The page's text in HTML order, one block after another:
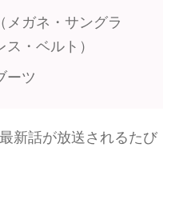
メガネ・サングラ
・ベルト）
ーツ
新話が放送されるたび